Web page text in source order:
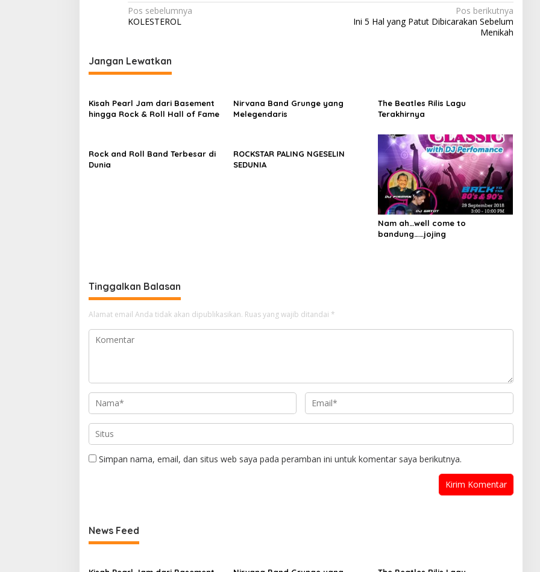
Navigasi
pos
Pos sebelumnya
KOLESTEROL
Pos berikutnya
Ini 5 Hal yang Patut Dibicarakan Sebelum
Menikah
Jangan Lewatkan
Kisah Pearl Jam dari Basement
hingga Rock & Roll Hall of Fame
Nirvana Band Grunge yang
Melegendaris
The Beatles Rilis Lagu
Terakhirnya
Rock and Roll Band Terbesar di
Dunia
ROCKSTAR PALING NGESELIN
SEDUNIA
Nam ah…well come to
bandung……jojing
Tinggalkan Balasan
Alamat email Anda tidak akan dipublikasikan. Ruas yang wajib ditandai *
Simpan nama, email, dan situs web saya pada peramban ini untuk komentar saya berikutnya.
News Feed